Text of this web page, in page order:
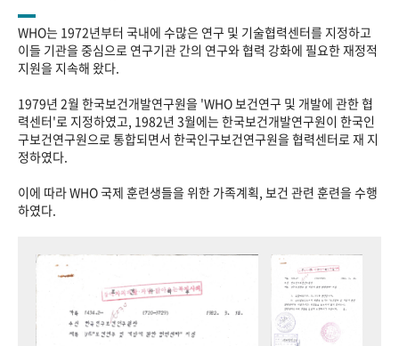
WHO는 1972년부터 국내에 수많은 연구 및 기술협력센터를 지정하고
이들 기관을 중심으로 연구기관 간의 연구와 협력 강화에 필요한 재정적
지원을 지속해 왔다.
1979년 2월 한국보건개발연구원을 'WHO 보건연구 및 개발에 관한 협
력센터'로 지정하였고, 1982년 3월에는 한국보건개발연구원이 한국인
구보건연구원으로 통합되면서 한국인구보건연구원을 협력센터로 재 지
정하였다.
이에 따라 WHO 국제 훈련생들을 위한 가족계획, 보건 관련 훈련을 수행
하였다.